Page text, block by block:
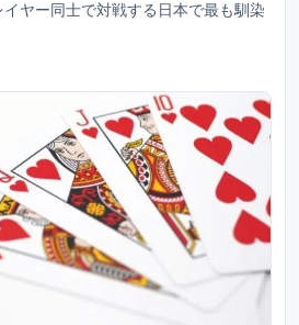
ヤー同士で対戦する日本で最も馴染